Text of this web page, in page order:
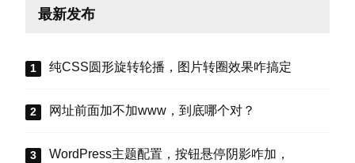
最新发布
纯CSS圆形旋转轮播，图片转圈效果咋搞定
网址前面加不加www，到底哪个对？
WordPress主题配置，按钮悬停阴影咋加，